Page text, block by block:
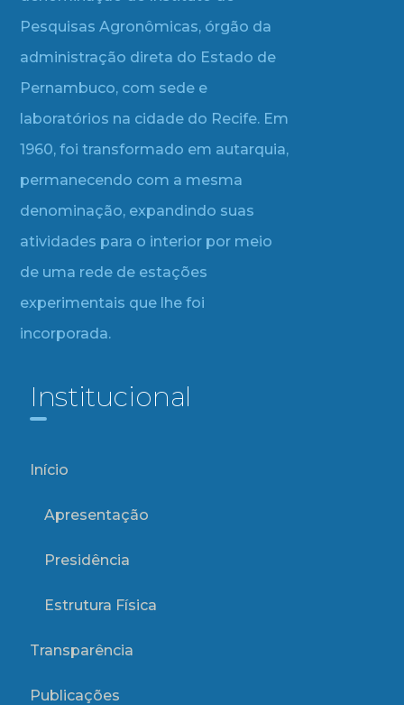
Pesquisas Agronômicas, órgão da
administração direta do Estado de
Pernambuco, com sede e
laboratórios na cidade do Recife. Em
1960, foi transformado em autarquia,
permanecendo com a mesma
denominação, expandindo suas
atividades para o interior por meio
de uma rede de estações
experimentais que lhe foi
incorporada.
Institucional
Início
Apresentação
Presidência
Estrutura Física
Transparência
Publicações